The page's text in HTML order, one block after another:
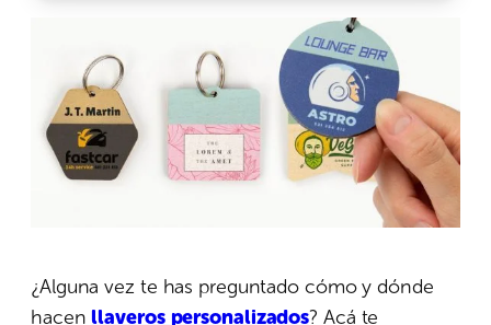
¿Alguna vez te has preguntado cómo y dónde
hacenllaveros personalizados? Acá te